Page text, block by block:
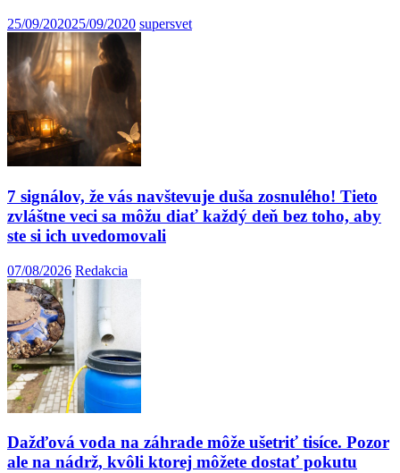
25/09/202025/09/2020 supersvet
7 signálov, že vás navštevuje duša zosnulého! Tieto
zvláštne veci sa môžu diať každý deň bez toho, aby
ste si ich uvedomovali
07/08/2026 Redakcia
Dažďová voda na záhrade môže ušetriť tisíce. Pozor
ale na nádrž, kvôli ktorej môžete dostať pokutu